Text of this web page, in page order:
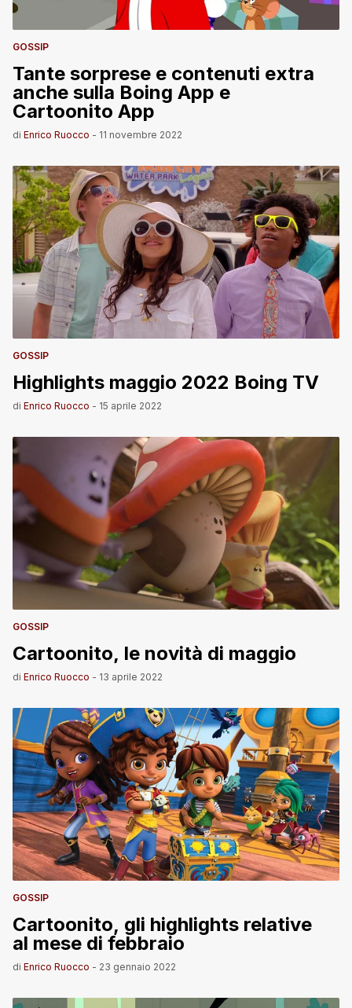
GOSSIP
Tante sorprese e contenuti extra
anche sulla Boing App e
Cartoonito App
di Enrico Ruocco - 11 novembre 2022
GOSSIP
Highlights maggio 2022 Boing TV
di Enrico Ruocco - 15 aprile 2022
GOSSIP
Cartoonito, le novità di maggio
di Enrico Ruocco - 13 aprile 2022
GOSSIP
Cartoonito, gli highlights relative
al mese di febbraio
di Enrico Ruocco - 23 gennaio 2022